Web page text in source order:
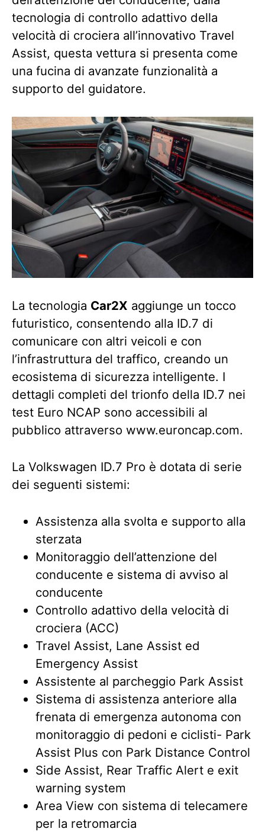
tecnologia di controllo adattivo della
velocità di crociera all’innovativo Travel
Assist, questa vettura si presenta come
una fucina di avanzate funzionalità a
supporto del guidatore.
La tecnologia Car2X aggiunge un tocco
futuristico, consentendo alla ID.7 di
comunicare con altri veicoli e con
l’infrastruttura del traffico, creando un
ecosistema di sicurezza intelligente. I
dettagli completi del trionfo della ID.7 nei
test Euro NCAP sono accessibili al
pubblico attraverso www.euroncap.com.
La Volkswagen ID.7 Pro è dotata di serie
dei seguenti sistemi:
Assistenza alla svolta e supporto alla
sterzata
Monitoraggio dell’attenzione del
conducente e sistema di avviso al
conducente
Controllo adattivo della velocità di
crociera (ACC)
Travel Assist, Lane Assist ed
Emergency Assist
Assistente al parcheggio Park Assist
Sistema di assistenza anteriore alla
frenata di emergenza autonoma con
monitoraggio di pedoni e ciclisti- Park
Assist Plus con Park Distance Control
Side Assist, Rear Traffic Alert e exit
warning system
Area View con sistema di telecamere
per la retromarcia